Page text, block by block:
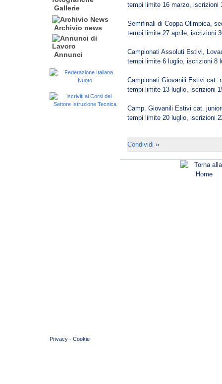
Gallerie
Archivio news
Annunci
tempi limite 16 marzo, iscrizioni
Semifinali di Coppa Olimpica,
tempi limite 27 aprile, iscrizioni
Campionati Assoluti Estivi,
tempi limite 6 luglio, iscrizioni 8
Campionati Giovanili Estivi cat.
tempi limite 13 luglio, iscrizioni
Camp. Giovanili Estivi cat.
tempi limite 20 luglio, iscrizioni
Condividi »
Privacy - Cookie